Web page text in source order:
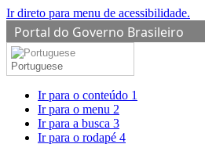
Ir direto para menu de acessibilidade.
Portal do Governo Brasileiro
Portuguese
Ir para o conteúdo 1
Ir para o menu 2
Ir para a busca 3
Ir para o rodapé 4